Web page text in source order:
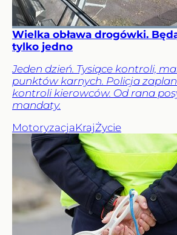
Wielka obława drogówki.
tylko jedno
Jeden dzień. Tysiące kontroli,
punktów karnych. Policja
kontroli kierowców. Od rana
mandaty.
MotoryzacjaKrajŻycie